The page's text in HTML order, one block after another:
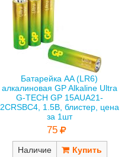
Батарейка AA (LR6)
алкалиновая GP Alkaline Ultra
G-TECH GP 15AUA21-
2CRSBC4, 1.5В, блистер, цена
за 1шт
75
Наличие